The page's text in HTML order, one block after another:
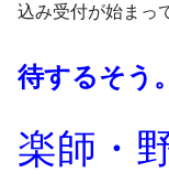
込み受付が始まっ
待するそう。
楽師・